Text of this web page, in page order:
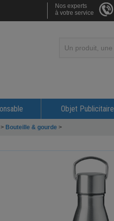
Nos experts
à votre service
Objet Publicitaire
> Bouteille & gourde >